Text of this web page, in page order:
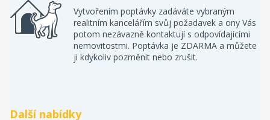
Vytvořením poptávky zadáváte vybraným
realitním kancelářím svůj požadavek a ony Vás
potom nezávazně kontaktují s odpovídajícími
nemovitostmi. Poptávka je ZDARMA a můžete
ji kdykoliv pozměnit nebo zrušit.
Další nabídky